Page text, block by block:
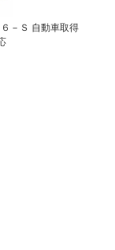
－Ｓ 自動車取得